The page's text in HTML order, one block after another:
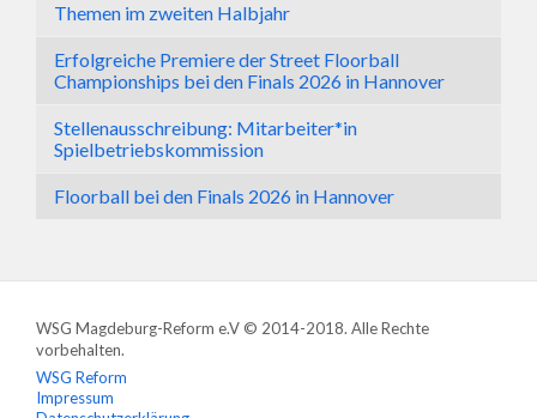
Themen im zweiten Halbjahr
Erfolgreiche Premiere der Street Floorball
Championships bei den Finals 2026 in Hannover
Stellenausschreibung: Mitarbeiter*in
Spielbetriebskommission
Floorball bei den Finals 2026 in Hannover
WSG Magdeburg-Reform e.V © 2014-2018. Alle Rechte
vorbehalten.
WSG Reform
Impressum